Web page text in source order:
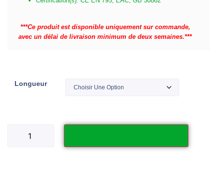
***Ce produit est disponible uniquement sur commande,
avec un délai de livraison minimum de deux semaines.***
Longueur